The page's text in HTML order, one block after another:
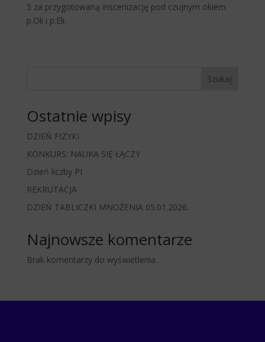
5 za przygotowaną inscenizację pod czujnym okiem
p.Oli i p.Eli.
Szukaj
Ostatnie wpisy
DZIEŃ FIZYKI
KONKURS: NAUKA SIĘ ŁĄCZY
Dzień liczby PI
REKRUTACJA
DZIEŃ TABLICZKI MNOŻENIA 05.01.2026.
Najnowsze komentarze
Brak komentarzy do wyświetlenia.